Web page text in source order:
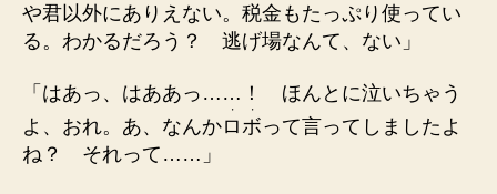
や君以外にありえない。税金もたっぷり使ってい
る。わかるだろう？ 逃げ場なんて、ない」
「はあっ、はああっ……！ ほんとに泣いちゃう
よ、おれ。あ、なんかロ
・
ボ
・
って言ってしましたよ
ね？ それって……」